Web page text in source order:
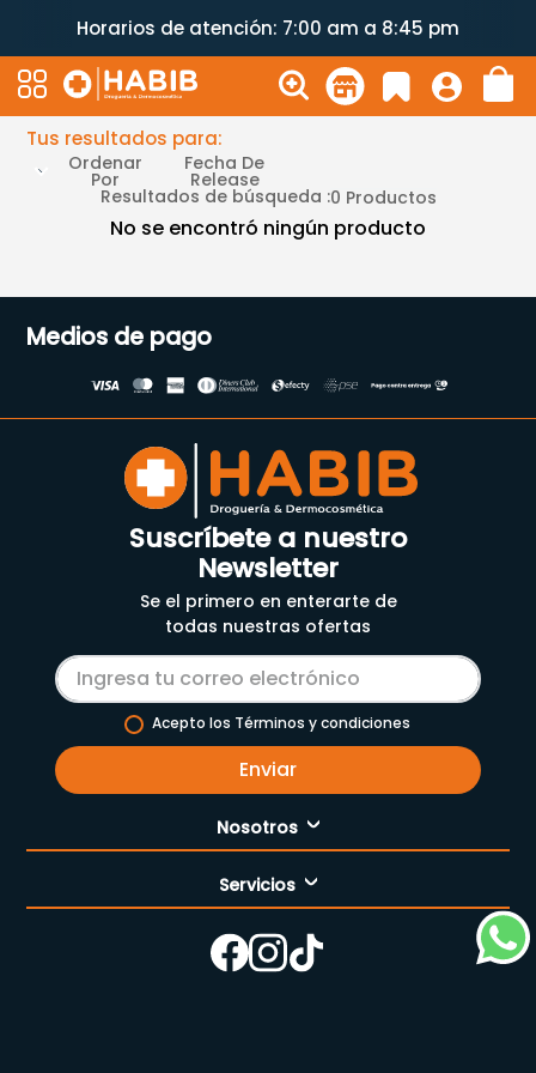
Horarios de atención: 7:00 am a 8:45 pm
Tus resultados para:
Ordenar
Por
Fecha De
Release
Resultados de búsqueda :0 Productos
No se encontró ningún producto
Medios de pago
Suscríbete a nuestro
Newsletter
Se el primero en enterarte de
todas nuestras ofertas
Acepto los Términos y condiciones
Enviar
Nosotros
Nuestra empresa
Cómo comprar
Nuestras tiendas
Servicios
Enfermería